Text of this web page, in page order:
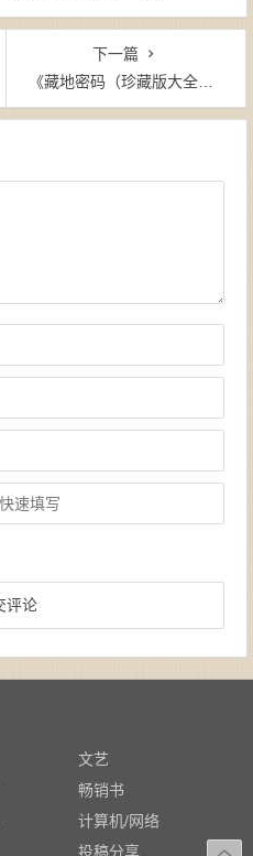
下一篇
《藏地密码（珍藏版大全集）》何马-mobi+epub
文艺
畅销书
计算机/网络
投稿分享